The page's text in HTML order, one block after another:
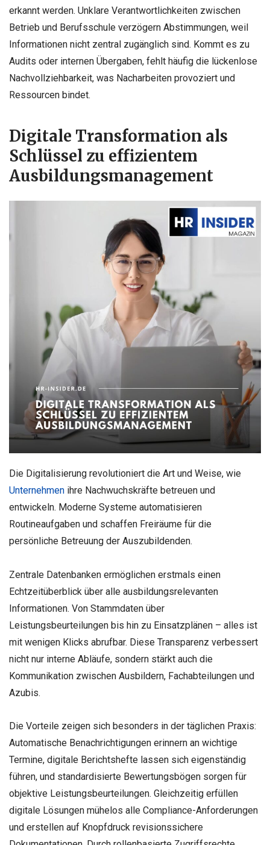
erkannt werden. Unklare Verantwortlichkeiten zwischen
Betrieb und Berufsschule verzögern Abstimmungen, weil
Informationen nicht zentral zugänglich sind. Kommt es zu
Audits oder internen Übergaben, fehlt häufig die lückenlose
Nachvollziehbarkeit, was Nacharbeiten provoziert und
Ressourcen bindet.
Digitale Transformation als
Schlüssel zu effizientem
Ausbildungsmanagement
Die Digitalisierung revolutioniert die Art und Weise, wie
Unternehmen ihre Nachwuchskräfte betreuen und
entwickeln. Moderne Systeme automatisieren
Routineaufgaben und schaffen Freiräume für die
persönliche Betreuung der Auszubildenden.
Zentrale Datenbanken ermöglichen erstmals einen
Echtzeitüberblick über alle ausbildungsrelevanten
Informationen. Von Stammdaten über
Leistungsbeurteilungen bis hin zu Einsatzplänen – alles ist
mit wenigen Klicks abrufbar. Diese Transparenz verbessert
nicht nur interne Abläufe, sondern stärkt auch die
Kommunikation zwischen Ausbildern, Fachabteilungen und
Azubis.
Die Vorteile zeigen sich besonders in der täglichen Praxis:
Automatische Benachrichtigungen erinnern an wichtige
Termine, digitale Berichtshefte lassen sich eigenständig
führen, und standardisierte Bewertungsbögen sorgen für
objektive Leistungsbeurteilungen. Gleichzeitig erfüllen
digitale Lösungen mühelos alle Compliance-Anforderungen
und erstellen auf Knopfdruck revisionssichere